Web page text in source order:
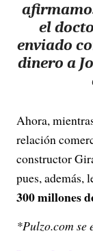
el
enviado
dinero a
Ahora,
relación
constructor
pues, además,
300 millones
*Pulzo.com se